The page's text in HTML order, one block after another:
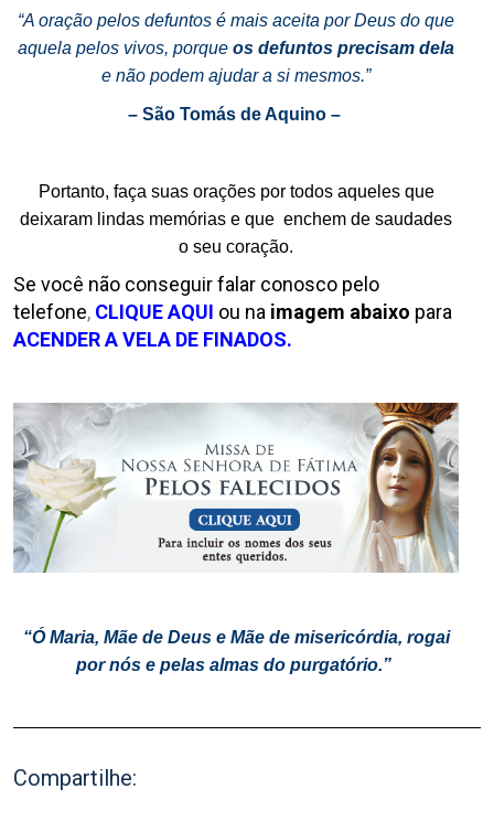
“A oração pelos defuntos é mais aceita por Deus do que
aquela pelos vivos, porque os defuntos precisam dela
e não podem ajudar a si mesmos.”
– São Tomás de Aquino –
Portanto, faça suas orações por todos aqueles que
deixaram lindas memórias e que enchem de saudades
o seu coração.
Se você não conseguir falar conosco pelo
telefone, CLIQUE AQUI ou na imagem abaixo para
ACENDER A VELA DE FINADOS.
“Ó Maria, Mãe de Deus e Mãe de misericórdia, rogai
por nós e pelas almas do purgatório.”
Compartilhe: